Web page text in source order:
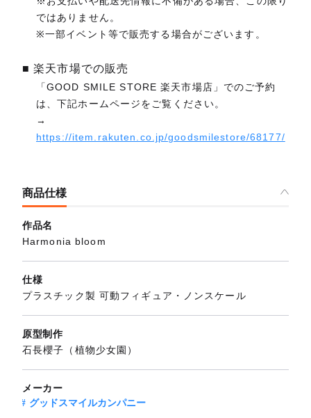
ではありません。
※一部イベント等で販売する場合がございます。
■ 楽天市場での販売
「GOOD SMILE STORE 楽天市場店」でのご予約
は、下記ホームページをご覧ください。
→
https://item.rakuten.co.jp/goodsmilestore/68177/
商品仕様
作品名
Harmonia bloom
仕様
プラスチック製 可動フィギュア・ノンスケール
原型制作
石長櫻子（植物少女園）
メーカー
グッドスマイルカンパニー